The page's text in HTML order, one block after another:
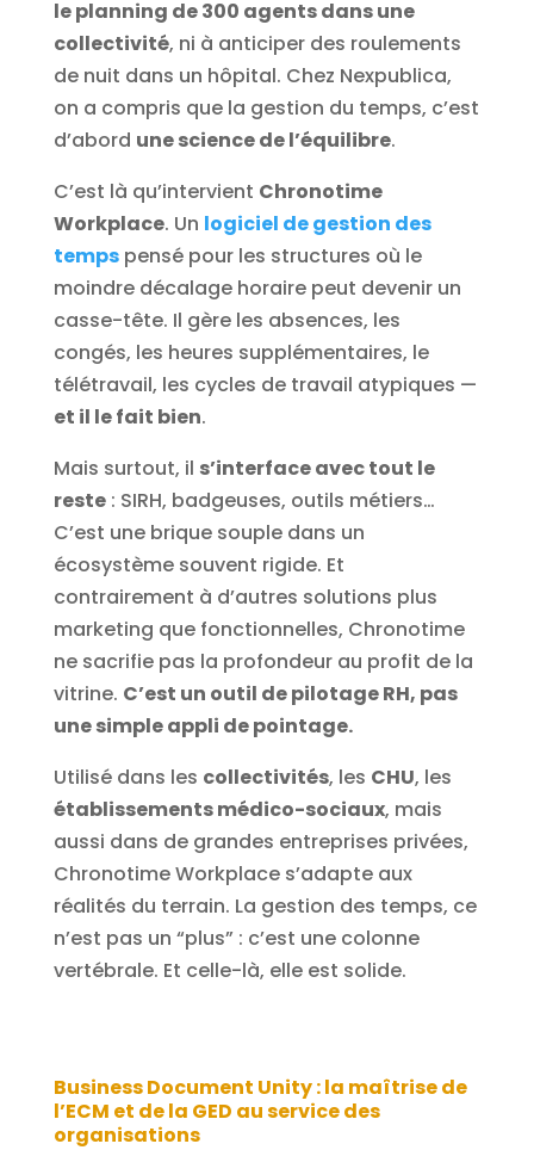
le planning de 300 agents dans une
collectivité, ni à anticiper des roulements
de nuit dans un hôpital. Chez Nexpublica,
on a compris que la gestion du temps, c’est
d’abord une science de l’équilibre.
C’est là qu’intervient Chronotime
Workplace. Un logiciel de gestion des
tempspensé pour les structures où le
moindre décalage horaire peut devenir un
casse-tête. Il gère les absences, les
congés, les heures supplémentaires, le
télétravail, les cycles de travail atypiques —
et il le fait bien.
Mais surtout, il s’interface avec tout le
reste: SIRH, badgeuses, outils métiers…
C’est une brique souple dans un
écosystème souvent rigide. Et
contrairement à d’autres solutions plus
marketing que fonctionnelles, Chronotime
ne sacrifie pas la profondeur au profit de la
vitrine. C’est un outil de pilotage RH, pas
une simple appli de pointage.
Utilisé dans les collectivités, les CHU, les
établissements médico-sociaux, mais
aussi dans de grandes entreprises privées,
Chronotime Workplace s’adapte aux
réalités du terrain. La gestion des temps, ce
n’est pas un “plus” : c’est une colonne
vertébrale. Et celle-là, elle est solide.
Business Document Unity : la maîtrise de
l’ECM et de la GED au service des
organisations